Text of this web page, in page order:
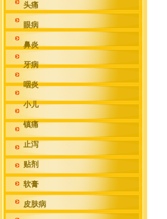
头痛
眼病
鼻炎
牙病
咽炎
小儿
镇痛
止泻
贴剂
软膏
皮肤病